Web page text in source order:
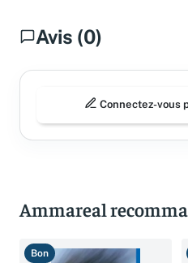
Avis (0)
Connectez-vous
Ammareal
Bon